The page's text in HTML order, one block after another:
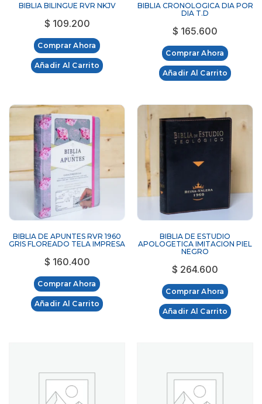
BIBLIA BILINGUE RVR NKJV
$ 109.200
Comprar Ahora
Añadir Al Carrito
BIBLIA CRONOLOGICA DIA POR
DIA T.D
$ 165.600
Comprar Ahora
Añadir Al Carrito
BIBLIA DE APUNTES RVR 1960
GRIS FLOREADO TELA IMPRESA
$ 160.400
Comprar Ahora
Añadir Al Carrito
BIBLIA DE ESTUDIO
APOLOGETICA IMITACION PIEL
NEGRO
$ 264.600
Comprar Ahora
Añadir Al Carrito